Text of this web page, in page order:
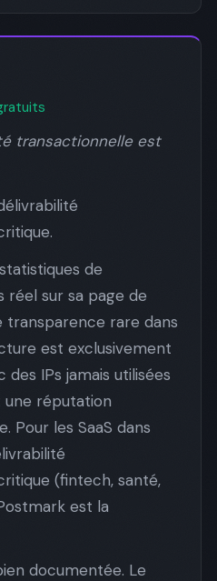
transactionnelle est
de
sur sa page de
rare dans
est exclusivement
IPs jamais utilisées
réputation
Pour les SaaS dans
(fintech, santé,
est la
documentée. Le